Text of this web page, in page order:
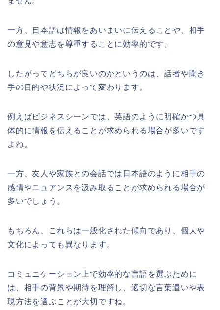
一方、日本語は情報をあいまいに伝えることや、相手
の意見や意志を尊重することに効率的です。
したがってどちらが良いのかというのは、話者や聞き
手の目的や状況によって変わります。
例えばビジネスシーンでは、英語のように明確かつ具
体的に情報を伝えることが求められる場合が多いです
よね。
一方、友人や家族との会話では日本語のように相手の
感情やニュアンスを汲み取ることが求められる場合が
多いでしょう。
もちろん、これらは一般化された傾向であり、個人や
文化によっても異なります。
コミュニケーション上で効率的な言語を選ぶために
は、相手の背景や期待を理解し、適切な言葉遣いや表
現方法を選ぶことが大切ですね。